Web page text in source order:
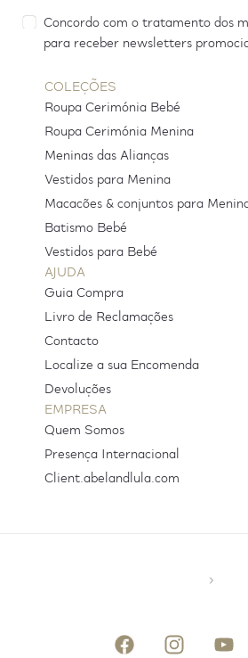
Concordo com o tratamento dos
para receber newsletters
COLEÇÕES
Roupa Cerimónia Bebé
Roupa Cerimónia Menina
Meninas das Alianças
Vestidos para Menina
Macacões & conjuntos para
Batismo Bebé
Vestidos para Bebé
AJUDA
Guia Compra
Livro de Reclamações
Contacto
Localize a sua Encomenda
Devoluções
EMPRESA
Quem Somos
Presença Internacional
Client.abelandlula.com